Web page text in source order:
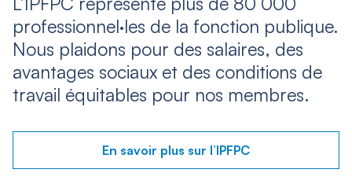
professionnel·les de la fonction publique.
Nous plaidons pour des salaires, des
avantages sociaux et des conditions de
travail équitables pour nos membres.
En savoir plus sur l’IPFPC